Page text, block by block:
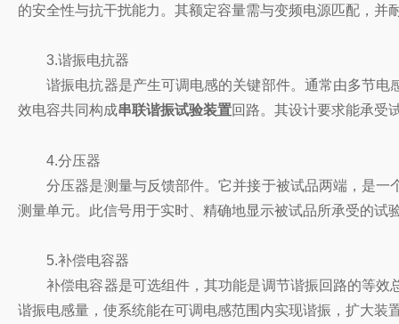
的安全性与抗干扰能力。其额定容量需与变频电源匹配，并
3.谐振电抗器
谐振电抗器是产生可调电感的关键部件。通常由多节电
效电容共同构成串联谐振试验装置回路。其设计要求能承受
4.分压器
分压器是测量与反馈部件。它并接于被试品两端，是一
测量单元。此信号用于实时、精确地显示被试品所承受的
5.补偿电容器
补偿电容器是可选组件，其功能是调节谐振回路的等效
谐振电感量，使系统能在可调电感范围内实现谐振，扩大装